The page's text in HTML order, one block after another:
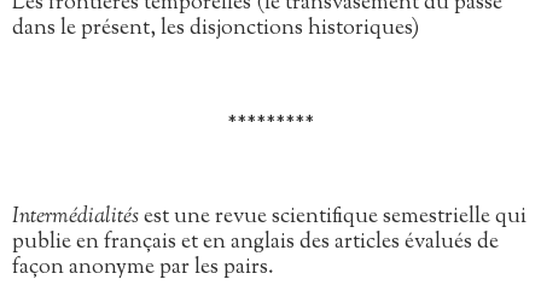
dans le présent, les disjonctions historiques)
*********
Intermédialitésest une revue scientifique semestrielle qui
publie en français et en anglais des articles évalués de
façon anonyme par les pairs.